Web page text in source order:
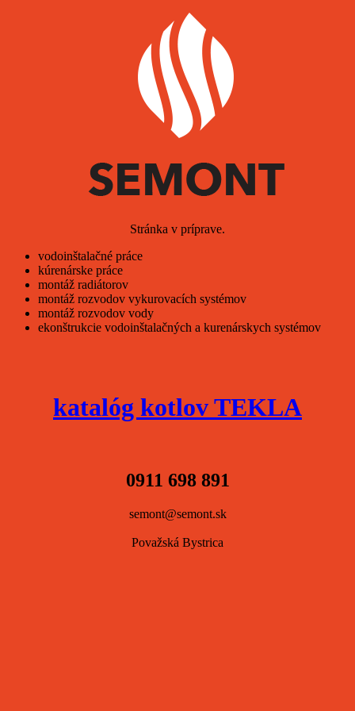
Stránka v príprave.
vodoinštalačné práce
kúrenárske práce
montáž radiátorov
montáž rozvodov vykurovacích systémov
montáž rozvodov vody
ekonštrukcie vodoinštalačných a kurenárskych systémov
katalóg kotlov TEKLA
0911 698 891
semont@semont.sk
Považská Bystrica